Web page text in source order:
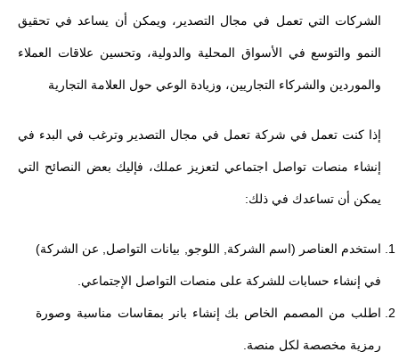
الشركات التي تعمل في مجال التصدير، ويمكن أن يساعد في تحقيق
النمو والتوسع في الأسواق المحلية والدولية، وتحسين علاقات العملاء
والموردين والشركاء التجاريين، وزيادة الوعي حول العلامة التجارية
إذا كنت تعمل في شركة تعمل في مجال التصدير وترغب في البدء في
إنشاء منصات تواصل اجتماعي لتعزيز عملك، فإليك بعض النصائح التي
يمكن أن تساعدك في ذلك:
استخدم العناصر (اسم الشركة, اللوجو, بيانات التواصل, عن الشركة)
في إنشاء حسابات للشركة على منصات التواصل الإجتماعي.
اطلب من المصمم الخاص بك إنشاء بانر بمقاسات مناسبة وصورة
رمزية مخصصة لكل منصة.